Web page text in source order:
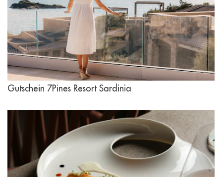
Gutschein 7Pines Resort Sardinia